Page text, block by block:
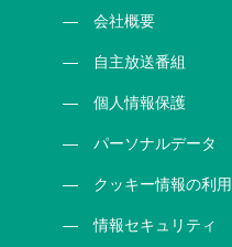
会社概要
自主放送番組
個人情報保護
パーソナルデータ
クッキー情報の利用
情報セキュリティ